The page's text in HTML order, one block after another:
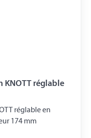
KNOTT réglable
réglable en
x 1,5 Longueur 174 mm